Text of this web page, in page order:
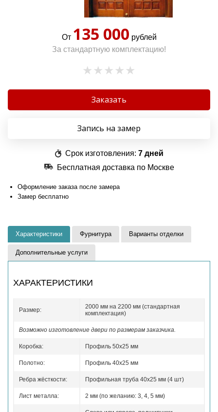
От 135 000 рублей
За стандартную комплектацию!
Заказать
Запись на замер
Срок изготовления: 7 дней
Бесплатная доставка по Москве
Оформление заказа после замера
Замер бесплатно
Характеристики Фурнитура Варианты отделки
Дополнительные услуги
ХАРАКТЕРИСТИКИ
Размер:
2000 мм на 2200 мм (стандартная
комплектация)
Возможно изготовление двери по размерам заказчика.
Коробка: Профиль 50x25 мм
Полотно: Профиль 40x25 мм
Ребра жёсткости: Профильная труба 40х25 мм (4 шт)
Лист металла: 2 мм (по желанию: 3, 4, 5 мм)